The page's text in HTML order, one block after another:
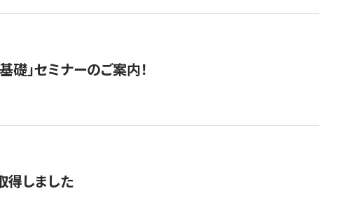
礎」セミナーのご案内！
得しました